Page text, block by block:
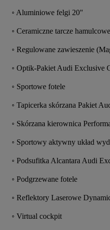
◦ Aluminiowe felgi 20"
◦ Ceramiczne tarcze hamulcowe
◦ Regulowane zawieszenie
◦ Optik-Pakiet Audi Exclusive
◦ Sportowe fotele
◦ Tapicerka skórzana Pakiet
◦ Skórzana kierownica
◦ Sportowy aktywny układ
◦ Podsufitka Alcantara Audi
◦ Podgrzewane fotele
◦ Reflektory Laserowe
◦ Virtual cockpit